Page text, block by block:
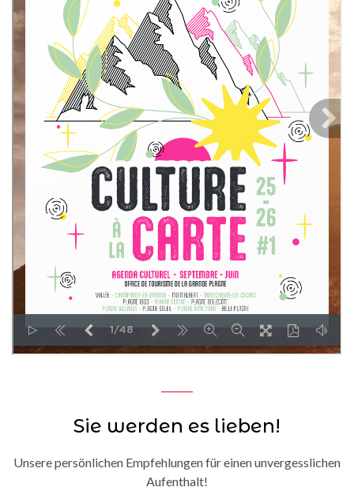
Sie werden es lieben!
Unsere persönlichen Empfehlungen für einen unvergesslichen
Aufenthalt!